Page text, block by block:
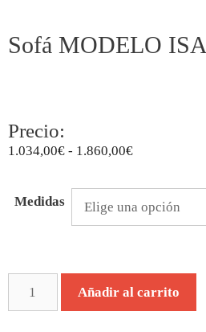
Sofá MODELO ISA
Precio:
1.034,00€ - 1.860,00€
Medidas
Añadir al carrito